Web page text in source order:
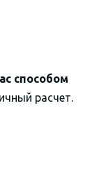
способом
расчет.